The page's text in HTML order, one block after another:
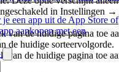
je een app uit de App Store of
aankopen met een
in Instellingen →
van de huidige pagina toe
de huidige sorteervolgorde.
de huidige pagina toe